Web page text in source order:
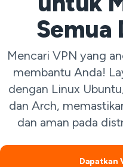
Semua
Mencari VPN yang
membantu Anda!
dengan Linux
dan Arch,
dan aman pada
Dapatkan